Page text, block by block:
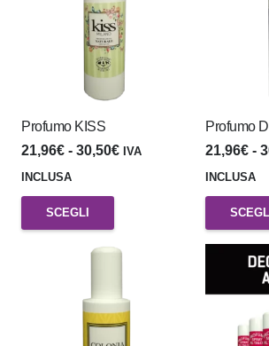
Profumo KISS
21,96€ - 30,50€Fascia
21,96€
30,50€
IVA
INCLUSA
SCEGLI
prodotto
ha
varianti.
Le
Profumo
21,96€ -
INCLUSA
SCEGLI